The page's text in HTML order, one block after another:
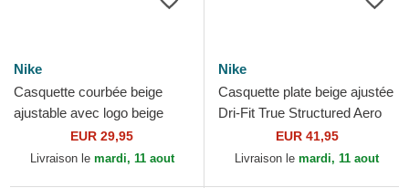
Nike
Casquette courbée beige
ajustable avec logo beige
Club Structured Uv Poly
Ripstop Boston Red Sox...
EUR 29,95
Livraison le mardi, 11 aout
Nike
Casquette plate beige ajustée
Dri-Fit True Structured Aero
Bill New York Yankees MLB
Nike
EUR 41,95
Livraison le mardi, 11 aout